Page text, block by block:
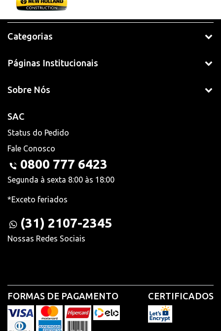
Categorias
Páginas Institucionais
Sobre Nós
SAC
Status do Pedido
Fale Conosco
0800 777 6423
Segunda à sexta 8:00 às 18:00
*Exceto feriados
(31) 2107-2345
Nossas Redes Sociais
FORMAS DE PAGAMENTO CERTIFICADOS